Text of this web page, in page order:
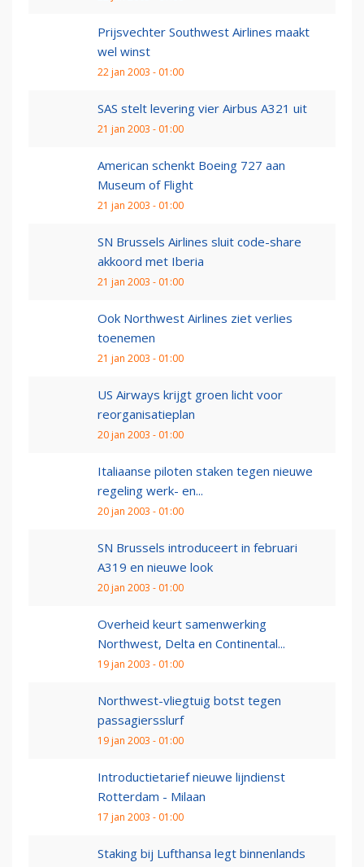
Prijsvechter Southwest Airlines maakt
wel winst
22 jan 2003 - 01:00
SAS stelt levering vier Airbus A321 uit
21 jan 2003 - 01:00
American schenkt Boeing 727 aan
Museum of Flight
21 jan 2003 - 01:00
SN Brussels Airlines sluit code-share
akkoord met Iberia
21 jan 2003 - 01:00
Ook Northwest Airlines ziet verlies
toenemen
21 jan 2003 - 01:00
US Airways krijgt groen licht voor
reorganisatieplan
20 jan 2003 - 01:00
Italiaanse piloten staken tegen nieuwe
regeling werk- en...
20 jan 2003 - 01:00
SN Brussels introduceert in februari
A319 en nieuwe look
20 jan 2003 - 01:00
Overheid keurt samenwerking
Northwest, Delta en Continental...
19 jan 2003 - 01:00
Northwest-vliegtuig botst tegen
passagiersslurf
19 jan 2003 - 01:00
Introductietarief nieuwe lijndienst
Rotterdam - Milaan
17 jan 2003 - 01:00
Staking bij Lufthansa legt binnenlands